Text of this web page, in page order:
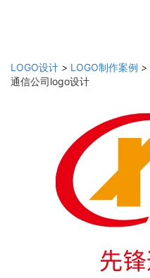
LOGO设计 > LOGO制作案例 >
通信公司logo设计